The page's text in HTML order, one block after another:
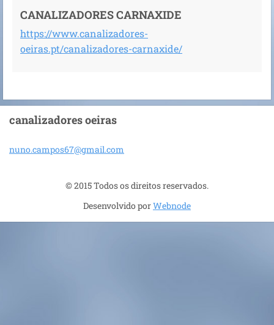
CANALIZADORES CARNAXIDE
https://www.canalizadores-
oeiras.pt/canalizadores-carnaxide/
canalizadores oeiras
nuno.campos67@gmail.com
© 2015 Todos os direitos reservados.
Desenvolvido porWebnode